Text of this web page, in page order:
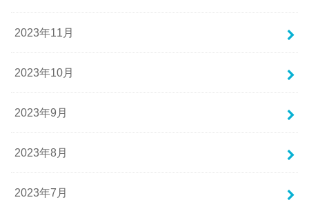
2023年11月
2023年10月
2023年9月
2023年8月
2023年7月